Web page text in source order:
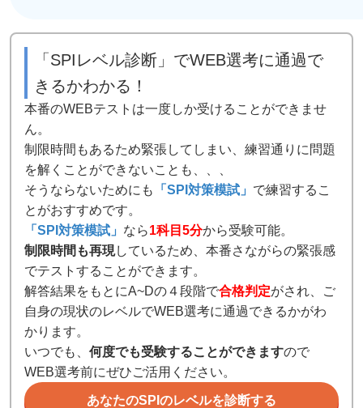
「SPIレベル診断」でWEB選考に通過で
きるかわかる！
本番のWEBテストは一度しか受けることができませ
ん。
制限時間もあるため緊張してしまい、練習通りに問題
を解くことができないことも、、、
そうならないためにも
「SPI対策模試」 で練習するこ
とがおすすめです。
「SPI対策模試」 なら1科目5分から受験可能。
制限時間も再現しているため、本番さながらの緊張感
でテストすることができます。
解答結果をもとにA~Dの４段階で合格判定がされ、ご
自身の現状のレベルでWEB選考に通過できるかがわ
かります。
いつでも、 何度でも受験することができますので
WEB選考前にぜひご活用ください。
あなたのSPIのレベルを診断する